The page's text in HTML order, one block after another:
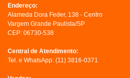
Endereço:
Alameda Dora Feder, 138 - Centro
Vargem Grande Paulista/SP
CEP: 06730-538
Central de Atendimento:
Tel. e WhatsApp: (11) 3816-0371